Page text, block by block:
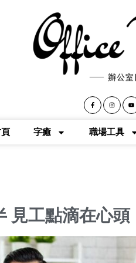
字癒 職場工具
見工點滴在心頭